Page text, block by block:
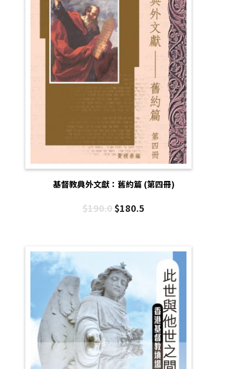
基督教典外文獻：舊約篇 (第四冊)
$190.0$180.5